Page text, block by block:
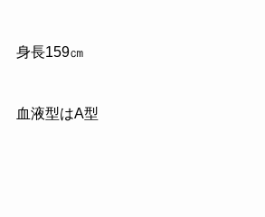
身長159㎝
血液型はA型